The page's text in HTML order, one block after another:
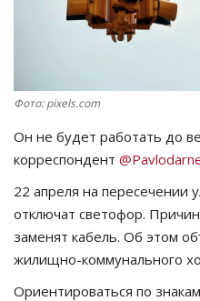
Курултай
Язык
Фото: pixels.com
Он не будет работать до
корреспондент
22 апреля на пересечении
отключат светофор.
заменят кабель. Об этом
жилищно-коммунального
Ориентироваться по